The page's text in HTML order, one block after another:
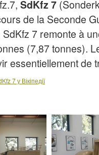
SdKfz 7
de la Seconde
7 remonte à
(7,87 tonnes).
essentiellement de
7 у Вікіпедії